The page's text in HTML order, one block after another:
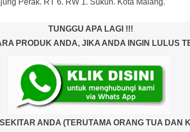
Perak. RT 6. RW 1. Sukun. Kota Malang.
TUNGGU APA LAGI !!!
PRODUK ANDA, JIKA ANDA INGIN LULUS
ANDA (TERUTAMA ORANG TUA DAN